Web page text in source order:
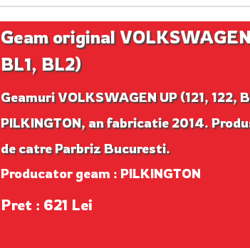
Geam original VOLKSWAGEN
BL1, BL2)
Geamuri VOLKSWAGEN UP (121, 122,
PILKINGTON, an fabricatie 2014.
de catre Parbriz Bucuresti.
Producator geam : PILKINGTON
Pret : 621 Lei